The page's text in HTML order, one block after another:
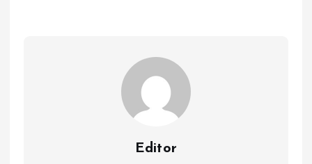
Editor